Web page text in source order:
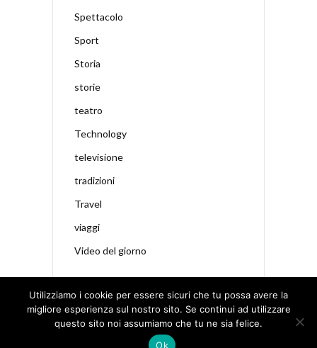
Spettacolo
Sport
Storia
storie
teatro
Technology
televisione
tradizioni
Travel
viaggi
Video del giorno
Utilizziamo i cookie per essere sicuri che tu possa avere la
migliore esperienza sul nostro sito. Se continui ad utilizzare
questo sito noi assumiamo che tu ne sia felice.
Ok